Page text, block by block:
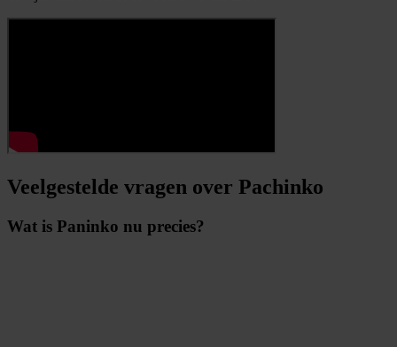
Veelgestelde vragen over Pachinko
Wat is Paninko nu precies?